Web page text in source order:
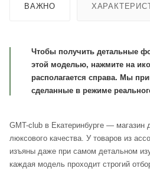
ВАЖНО
Чтобы получить детальные
этой моделью, нажмите на
располагается справа. Мы
сделанные в режиме
GMT-club в Екатеринбурге — магазин
люксового качества. У товаров из
изъяны даже при самом детальном
каждая модель проходит строгий